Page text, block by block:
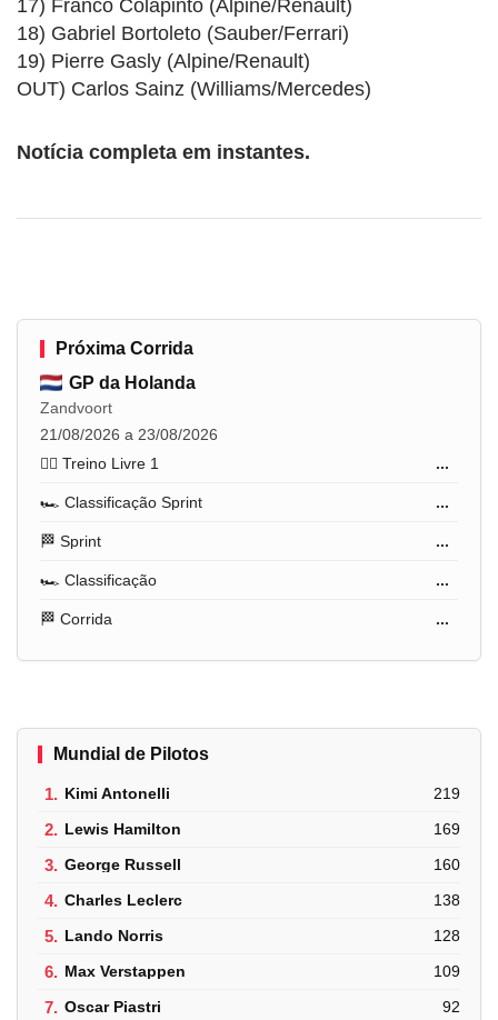
17) Franco Colapinto (Alpine/Renault)
18) Gabriel Bortoleto (Sauber/Ferrari)
19) Pierre Gasly (Alpine/Renault)
OUT) Carlos Sainz (Williams/Mercedes)
Notícia completa em instantes.
Próxima Corrida
GP da Holanda
Zandvoort
21/08/2026 a 23/08/2026
🏋️‍♂️ Treino Livre 1
...
🏎️ Classificação Sprint ...
🏁 Sprint ...
🏎️ Classificação ...
🏁 Corrida ...
Mundial de Pilotos
1. Kimi Antonelli 219
2. Lewis Hamilton 169
3. George Russell 160
4. Charles Leclerc 138
5. Lando Norris 128
6. Max Verstappen 109
7. Oscar Piastri 92